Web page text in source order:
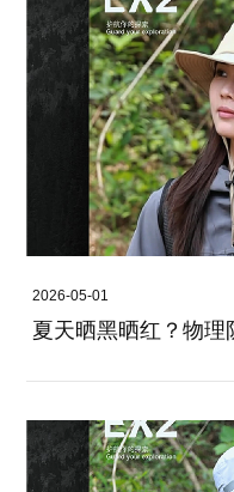
2026-05-01
夏天晒黑晒红？物